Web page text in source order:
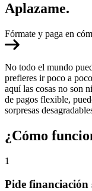
Aplazame.
Fórmate y paga en
No todo el mundo
prefieres ir poco a
aquí las cosas no son
de pagos flexible,
sorpresas
¿Cómo
1
Pide financiación